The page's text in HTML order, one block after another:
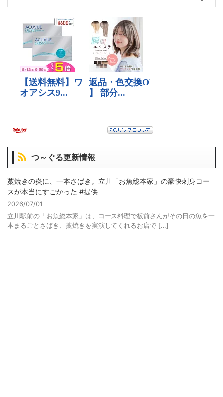
つ～ぐる更新情報
藁焼きの炎に、一本さばき。立川「お魚総本家」の豪快刺身コー
スが本当にすごかった #提供
2026/07/01
立川駅前の「お魚総本家」は、コース料理で板前さんがその日の魚を一
本まるごとさばき、藁焼きを実演してくれるお店で […]